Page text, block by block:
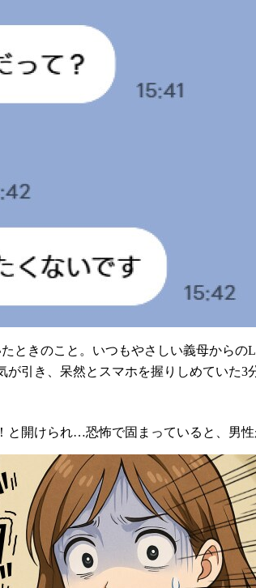
ときのこと。いつもやさしい義母から
引き、呆然とスマホを握りしめていた
と開けられ…恐怖で固まっていると、男